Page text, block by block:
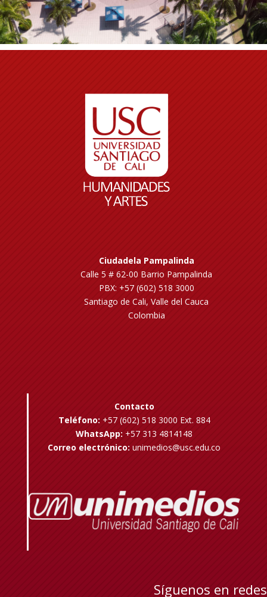
Ciudadela Pampalinda
Calle 5 # 62-00 Barrio Pampalinda
PBX: +57 (602) 518 3000
Santiago de Cali, Valle del Cauca
Colombia
Contacto
Teléfono: +57 (602) 518 3000 Ext. 884
WhatsApp: +57 313 4814148
Correo electrónico: unimedios@usc.edu.co
Síguenos en redes